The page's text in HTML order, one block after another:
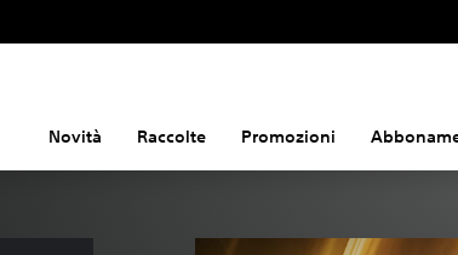
Novità Raccolte Promozioni